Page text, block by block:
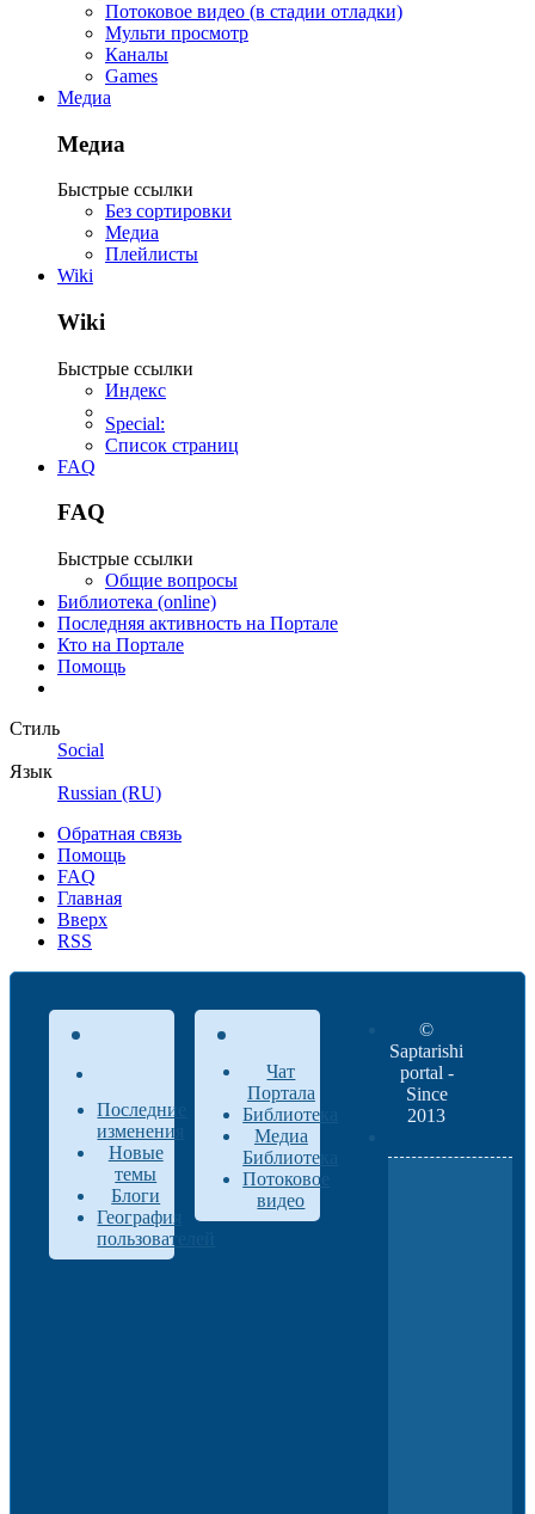
Потоковое видео (в стадии отладки)
Мульти просмотр
Каналы
Games
Медиа
Медиа
Быстрые ссылки
Без сортировки
Медиа
Плейлисты
Wiki
Wiki
Быстрые ссылки
Индекс
Special:
Список страниц
FAQ
FAQ
Быстрые ссылки
Общие вопросы
Библиотека (online)
Последняя активность на Портале
Кто на Портале
Помощь
Стиль
Social
Язык
Russian (RU)
Обратная связь
Помощь
FAQ
Главная
Вверх
RSS
Последние
изменения
Новые
темы
Блоги
География
пользователей
Чат
Портала
Библиотека
Медиа
Библиотека
Потоковое
видео
©
Saptarishi
portal -
Since
2013